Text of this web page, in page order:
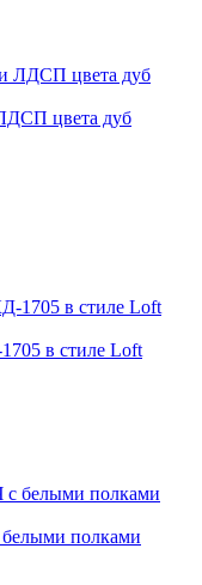
цвета дуб
в стиле Loft
полками